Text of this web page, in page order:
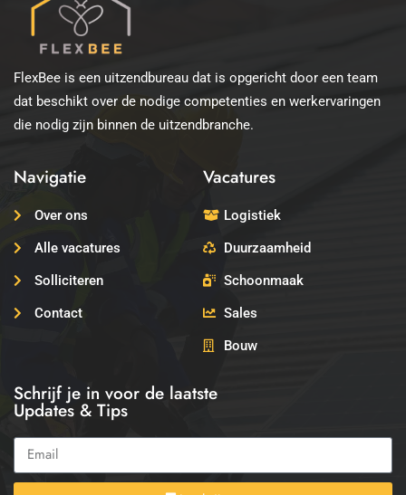
FlexBee is een uitzendbureau dat is opgericht door een team
dat beschikt over de nodige competenties en werkervaringen
die nodig zijn binnen de uitzendbranche.
Navigatie
Over ons
Alle vacatures
Solliciteren
Contact
Vacatures
Logistiek
Duurzaamheid
Schoonmaak
Sales
Bouw
Schrijf je in voor de laatste
Updates & Tips